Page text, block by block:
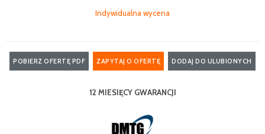
Indywidualna wycena
POBIERZ OFERTĘ PDF ZAPYTAJ O OFERTĘ DODAJ DO ULUBIONYCH
12 MIESIĘCY GWARANCJI